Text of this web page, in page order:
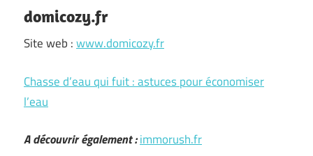
domicozy.fr
Site web :www.domicozy.fr
Chasse d’eau qui fuit : astuces pour économiser
l’eau
A découvrir également :immorush.fr